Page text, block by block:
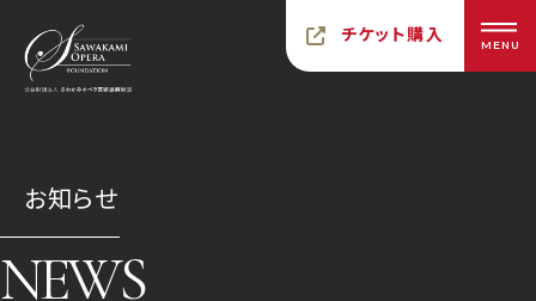
チケット購入 MENU
お知らせ
NEWS